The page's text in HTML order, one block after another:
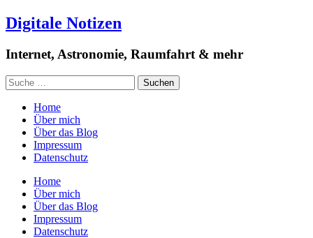
Digitale Notizen
Internet, Astronomie, Raumfahrt & mehr
Home
Über mich
Über das Blog
Impressum
Datenschutz
Home
Über mich
Über das Blog
Impressum
Datenschutz